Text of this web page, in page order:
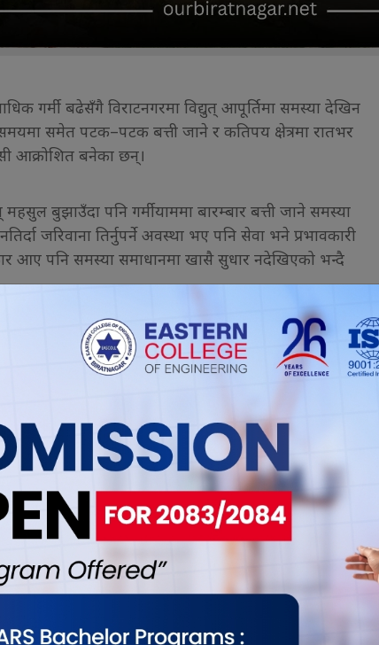
गर्मी बढेसँगै विराटनगरमा विद्युत् आपूर्तिमा समस्या देखिन
समेत पटक–पटक बत्ती जाने र कतिपय क्षेत्रमा रातभर
आक्रोशित बनेका छन्।
बुझाउँदा पनि गर्मीयाममा बारम्बार बत्ती जाने समस्या
जरिवाना तिर्नुपर्ने अवस्था भए पनि सेवा भने प्रभावकारी
आए पनि समस्या समाधानमा खासै सुधार नदेखिएको भन्दै
केन्द्रका प्रमुख राम उदगार साहले भने प्राधिकरणले जानाजान
पछिल्लो समय हावाहुरी, वर्षा तथा अत्यधिक गर्मीका कारण
देखिएको हो।
बढेको छ। त्यसका कारण ट्रान्सफर्मरका फ्युज जाने, केबुलमा
देखिँदा पटक–पटक विद्युत् अवरुद्ध हुने गरेको छ,” प्रमुख
घरमा पंखाको प्रयोग हुने गरे पनि अहिले एसी, फ्रिज
रूपमा बढेको छ। साथै विद्युतीय सवारीसाधन (ईभी) चार्ज गर्न
थप बढेको छ।
थप्ने काम गरिरहेको भए पनि स्थानीय तहबाट
“धेरैजसो स्थानमा स्थानीयले आफ्नो जग्गामा ट्रान्सफर्मर राख्न
भइरहेको छ,” उनले बताए।
बसबारी, टंकी र रानी गरी चार वटा सबस्टेसन सञ्चालनमा